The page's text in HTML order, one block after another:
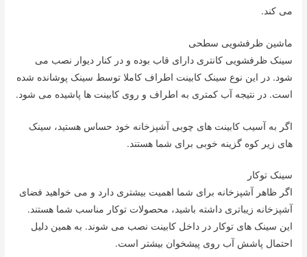
می کند.
ماشین ظرفشویی سطحی
سینک ظرفشویی کانتری دارای قاب بوده و در کنار دیوار نصب می
شود. در این نوع سینک کابینت اطراف کاملا توسط سینک پوشانده شده
است. در نتیجه آب کمتری به اطراف و روی کابینت ها پاشیده می شود.
اگر به آسیب کابینت های چوبی آشپزخانه خود حساس هستید، سینک
های زیر کوه گزینه خوبی برای شما هستند.
سینک توکار
اگر ظاهر آشپزخانه برای شما اهمیت بیشتری دارد و می خواهید فضای
آشپزخانه زیباتری داشته باشید، محصولات توکار مناسب شما هستند.
این سینک های توکار در داخل کابینت نصب می شوند. به همین دلیل
احتمال پاشش آب روی پیشخوان بیشتر است.